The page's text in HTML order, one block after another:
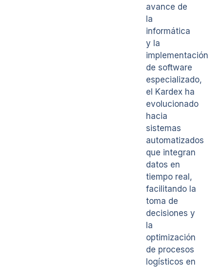
avance de
la
informática
y la
implementación
de software
especializado,
el Kardex ha
evolucionado
hacia
sistemas
automatizados
que integran
datos en
tiempo real,
facilitando la
toma de
decisiones y
la
optimización
de procesos
logísticos en